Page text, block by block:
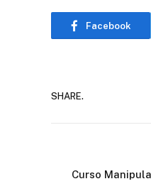
Facebook
SHARE.
Curso